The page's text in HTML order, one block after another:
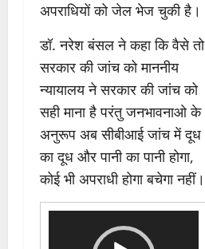
अपराधियों को जेल भेज चुकी है।
डॉ. नरेश बंसल ने कहा कि वैसे तो
सरकार की जांच को माननीय
न्यायालय ने सरकार की जांच को
सही माना है परंतु जनभावनाओ के
अनुरूप अब सीबीआई जांच में दूध
का दूध और पानी का पानी होगा,
कोई भी अपराधी होगा बचेगा नहीं।